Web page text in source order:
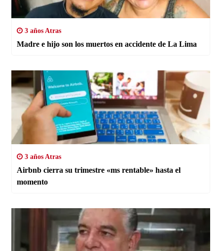
3 años Atras
Madre e hijo son los muertos en accidente de La Lima
3 años Atras
Airbnb cierra su trimestre «ms rentable» hasta el
momento